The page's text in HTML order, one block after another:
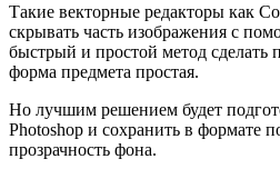
Такие векторные редакторы как
скрывать часть изображения с
быстрый и простой метод сделать
форма предмета простая.
Но лучшим решением будет
Photoshop и сохранить в формате
прозрачность фона.